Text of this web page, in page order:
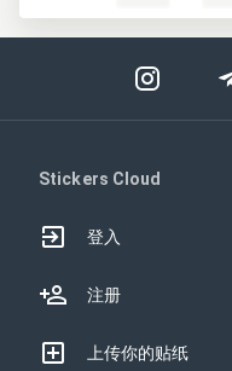
Stickers Cloud
登入
注册
上传你的贴纸